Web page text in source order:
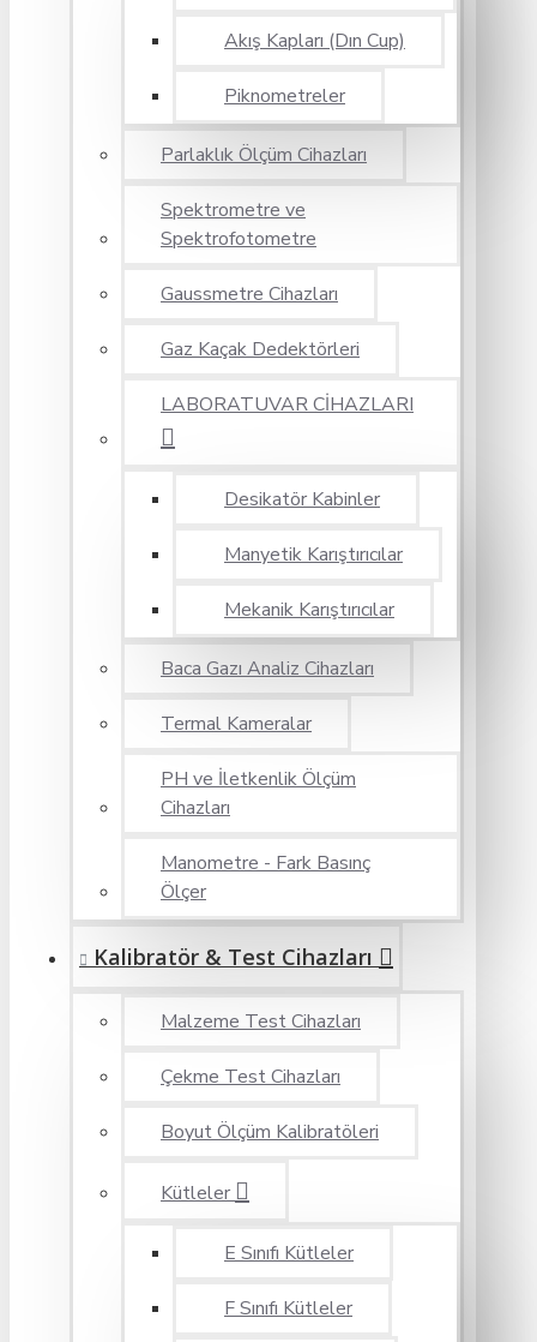
Akış Kapları (Dın Cup)
Piknometreler
Parlaklık Ölçüm Cihazları
Spektrometre ve
Spektrofotometre
Gaussmetre Cihazları
Gaz Kaçak Dedektörleri
LABORATUVAR CİHAZLARI
Desikatör Kabinler
Manyetik Karıştırıcılar
Mekanik Karıştırıcılar
Baca Gazı Analiz Cihazları
Termal Kameralar
PH ve İletkenlik Ölçüm
Cihazları
Manometre - Fark Basınç
Ölçer
Kalibratör & Test Cihazları
Malzeme Test Cihazları
Çekme Test Cihazları
Boyut Ölçüm Kalibratöleri
Kütleler
E Sınıfı Kütleler
F Sınıfı Kütleler